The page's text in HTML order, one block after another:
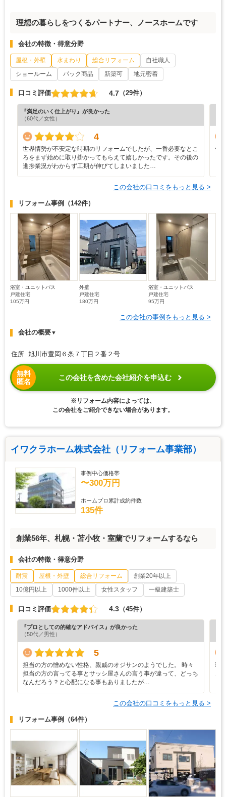
理想の暮らしをつくるパートナー、ノースホームです
会社の特徴・得意分野
屋根・外壁 水まわり 総合リフォーム
自社職人
ショールーム
パック商品 新築可 地元密着
口コミ評価 4.7 （29件）
『満足のいく仕上がり』が良かった
（60代／女性）
4
世界情勢が不安定な時期のリフォームでしたが、一番必要なとこ
ろをまず始めに取り掛かってもらえて嬉しかったです。その後の
進捗業況がわからず工期が伸びてしまいました…
信
この会社の口コミをもっと見る >
リフォーム事例 （142件）
浴室・ユニットバス
戸建住宅
105万円
外壁
戸建住宅
180万円
浴室・ユニットバス
戸建住宅
95万円
この会社の事例をもっと見る >
会社の概要▼
住所 旭川市豊岡６条７丁目２番２号
無料
匿名
この会社を含めた会社紹介を申込む
※リフォーム内容によっては、
この会社をご紹介できない場合があります。
イワクラホーム株式会社（リフォーム事業部）
事例中心価格帯
〜300万円
ホームプロ累計成約件数
135件
創業56年、札幌・苫小牧・室蘭でリフォームするなら
会社の特徴・得意分野
耐震 屋根・外壁 総合リフォーム
創業20年以上
10億円以上
1000件以上 女性スタッフ 一級建築士
口コミ評価 4.3 （45件）
『プロとしての的確なアドバイス』が良かった
（50代／男性）
5
担当の方の憎めない性格、親戚のオジサンのようでした。 時々
担当の方の言ってる事とサッシ屋さんの言う事が違って、どっち
なんだろう？と心配になる事もありましたが…
現
この会社の口コミをもっと見る >
リフォーム事例 （64件）